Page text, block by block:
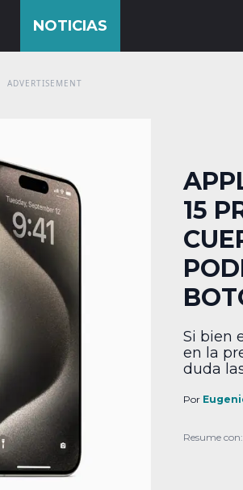
15
Si bien
en la
duda
de
lo que
Por
Resume con: